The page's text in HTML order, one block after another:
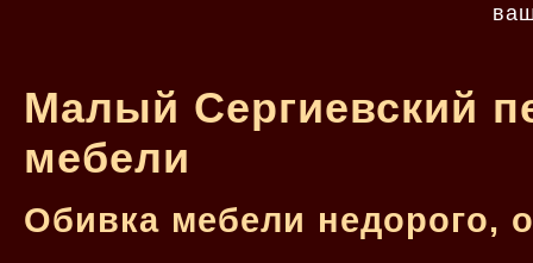
Малый Сергиевский
мебели
Обивка мебели недорого,